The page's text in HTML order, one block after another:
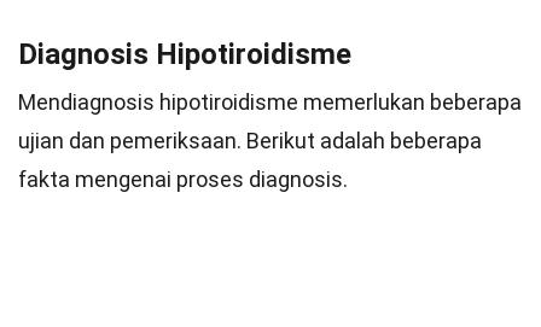
Diagnosis Hipotiroidisme
Mendiagnosis hipotiroidisme memerlukan beberapa
ujian dan pemeriksaan. Berikut adalah beberapa
fakta mengenai proses diagnosis.